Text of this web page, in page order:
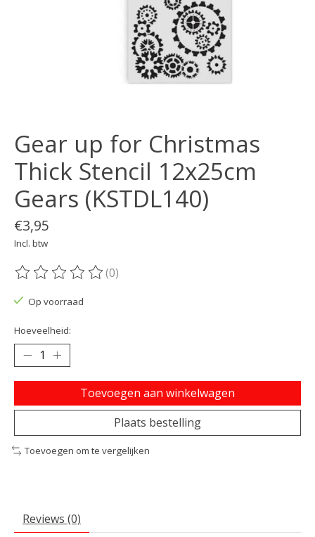
Gear up for Christmas
Thick Stencil 12x25cm
Gears (KSTDL140)
€3,95
Incl. btw
De beoordeling van dit product is
(0)
Op voorraad
Hoeveelheid:
Toevoegen aan winkelwagen
Plaats bestelling
Toevoegen om te vergelijken
Reviews (0)